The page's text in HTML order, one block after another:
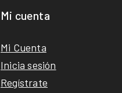
Mi cuenta
Mi Cuenta
Inicia sesión
Regístrate